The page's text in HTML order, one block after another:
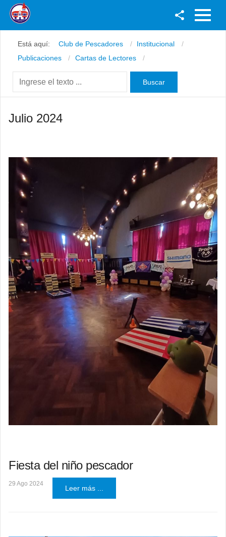
Youtube
Instagram
Está aquí: Club de Pescadores
Institucional
Publicaciones
Cartas de Lectores
Julio 2024
Fiesta del niño pescador
29 Ago 2024
Leer más ...